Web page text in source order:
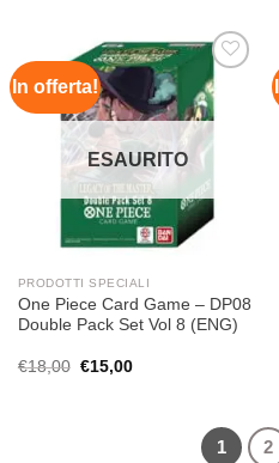
In offerta!
Aggiungi
alla lista
dei
ESAURITO
PRODOTTI SPECIALI
One Piece Card Game – DP08
Double Pack Set Vol 8 (ENG)
€18,00 Il
€15,00Il
1 2